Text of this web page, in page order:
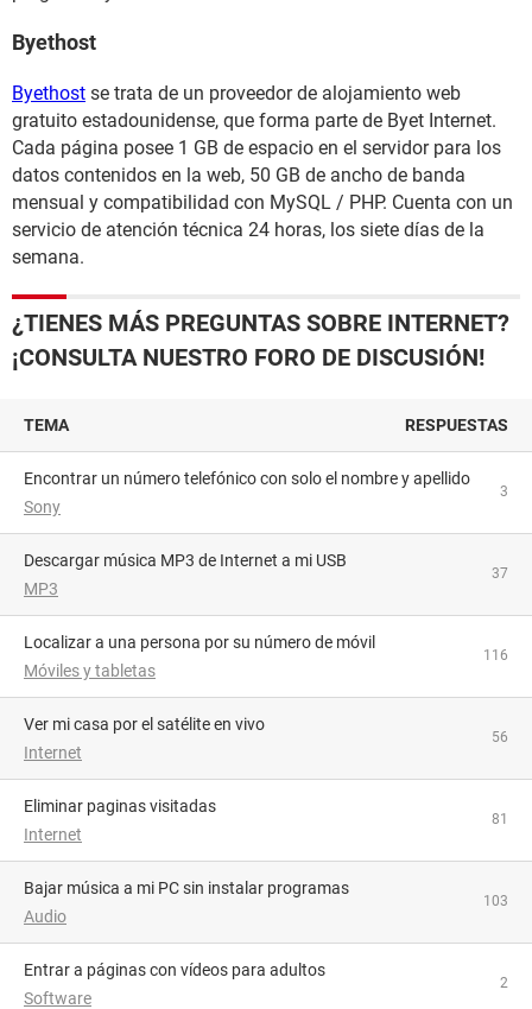
Byethost
Byethost se trata de un proveedor de alojamiento web
gratuito estadounidense, que forma parte de Byet Internet.
Cada página posee 1 GB de espacio en el servidor para los
datos contenidos en la web, 50 GB de ancho de banda
mensual y compatibilidad con MySQL / PHP. Cuenta con un
servicio de atención técnica 24 horas, los siete días de la
semana.
¿TIENES MÁS PREGUNTAS SOBRE INTERNET?
¡CONSULTA NUESTRO FORO DE DISCUSIÓN!
TEMA RESPUESTAS
Encontrar un número telefónico con solo el nombre y apellido
Sony
3
Descargar música MP3 de Internet a mi USB
MP3
37
Localizar a una persona por su número de móvil
Móviles y tabletas
116
Ver mi casa por el satélite en vivo
Internet
56
Eliminar paginas visitadas
Internet
81
Bajar música a mi PC sin instalar programas
Audio
103
Entrar a páginas con vídeos para adultos
Software
2